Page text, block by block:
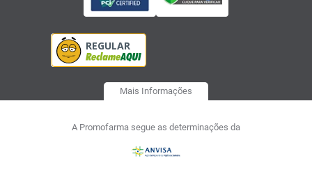
Mais Informações
A Promofarma segue as determinações da